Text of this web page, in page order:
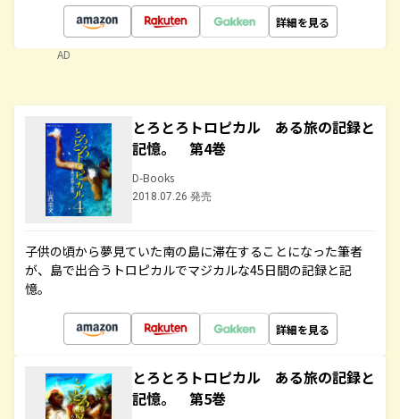
詳細を見る
AD
とろとろトロピカル ある旅の記録と
記憶。 第4巻
D-Books
2018.07.26 発売
子供の頃から夢見ていた南の島に滞在することになった筆者
が、島で出合うトロピカルでマジカルな45日間の記録と記
憶。
詳細を見る
とろとろトロピカル ある旅の記録と
記憶。 第5巻